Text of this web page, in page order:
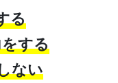
る
する
ない